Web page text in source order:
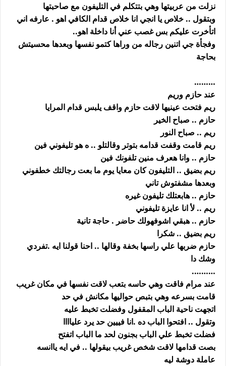
‏نزلت من عربيتها وهي بتتكلم في التليفون مع صاحبتها
وبتقول .. خلاص يا انجي انا خلاص قدام الكافي اهو . عارفه اني
اتأخرت عليكم بس غصب عني أنا داخلة اهو..
‏وفجأة جي اتنين رجاله من وراها كتمو نفسها وبعدها محسيتش
بحاجة
………
عند حازم وريم
ريم فتحت عينيها لاقت حازم واقف يلبس قدام المرايا
حازم .. صباح الخير
ريم .. صباح النور
ريم قامت وقفت قدامه بتوتر وقالتلو .. ه هو تليفوني فين
حازم .. وانا هعرف منين تلفونك فين
ريم بضيق .. التليفون كان معايا يوم ما بعت رجالتك خطفوني
وبعدها مشفتوش تاني
حازم .. هابعتلك تليفون غيره
ريم .. لأ انا عايزة تليفوني
حازم .. هبقي اشوفهولك حاضر . حاجة تانية
ريم بضيق .. شكرا
حازم ضربها علي راسها بخفة وقالها .. احنا قولنا ايه .تفردي
وشك دا
……….
عند مرام فاقت وهي حاسه بتعب لاقت نفسها في مكان غريب
قامت بسرعه وهي بتبص حواليها مكانش في حد
اتجهت ناحية الباب المقفول وفضلت تخبط عليه
وتقول .. افتحوا الباب ده .انا فييين حد يرد علياااا
فضلت تخبط علي الباب بجنون لحد ما الباب اتفتح
بصت قدامها لاقت شخص غريب بيقولها .. في ايه ياانسه
عاملة دوشة ليه